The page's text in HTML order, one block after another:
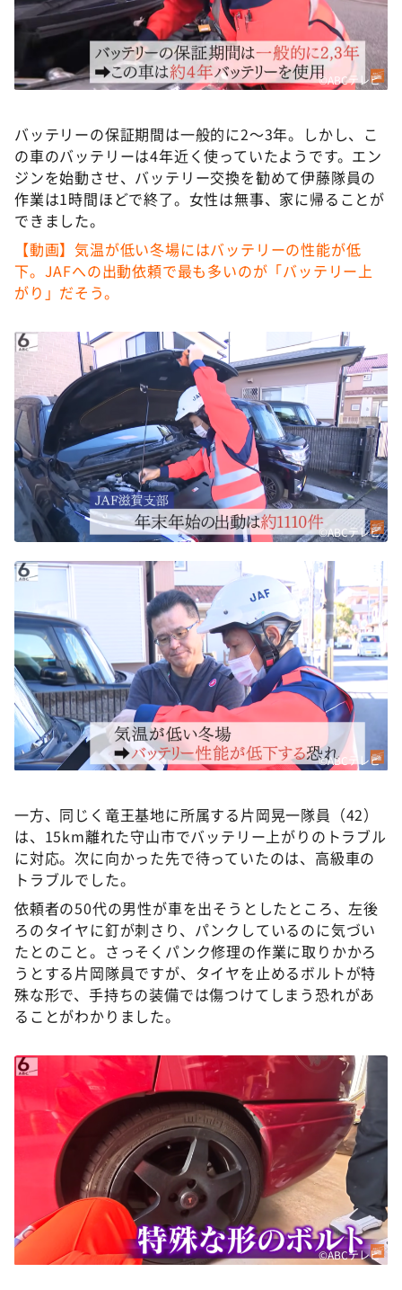
©ABCテレビ
バッテリーの保証期間は一般的に2〜3年。しかし、こ
の車のバッテリーは4年近く使っていたようです。エン
ジンを始動させ、バッテリー交換を勧めて伊藤隊員の
作業は1時間ほどで終了。女性は無事、家に帰ることが
できました。
【動画】気温が低い冬場にはバッテリーの性能が低
下。JAFへの出動依頼で最も多いのが「バッテリー上
がり」だそう。
©ABCテレビ
©ABCテレビ
一方、同じく竜王基地に所属する片岡晃一隊員（42）
は、15km離れた守山市でバッテリー上がりのトラブル
に対応。次に向かった先で待っていたのは、高級車の
トラブルでした。
依頼者の50代の男性が車を出そうとしたところ、左後
ろのタイヤに釘が刺さり、パンクしているのに気づい
たとのこと。さっそくパンク修理の作業に取りかかろ
うとする片岡隊員ですが、タイヤを止めるボルトが特
殊な形で、手持ちの装備では傷つけてしまう恐れがあ
ることがわかりました。
©ABCテレビ